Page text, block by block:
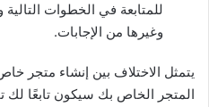
للمتابعة في الخطوات التالية
وغيرها من الإجابات.
يتمثل الاختلاف بين إنشاء متجر
المتجر الخاص بك سيكون تابعًا لك